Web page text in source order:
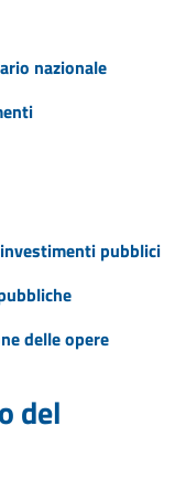
nazionale
pubblici
delle opere
del